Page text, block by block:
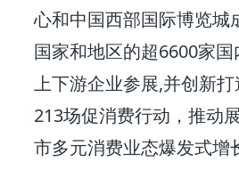
心和中国西部国际博览城
国家和地区的超6600家
上下游企业参展,并创新
213场促消费行动，推动
市多元消费业态爆发式增